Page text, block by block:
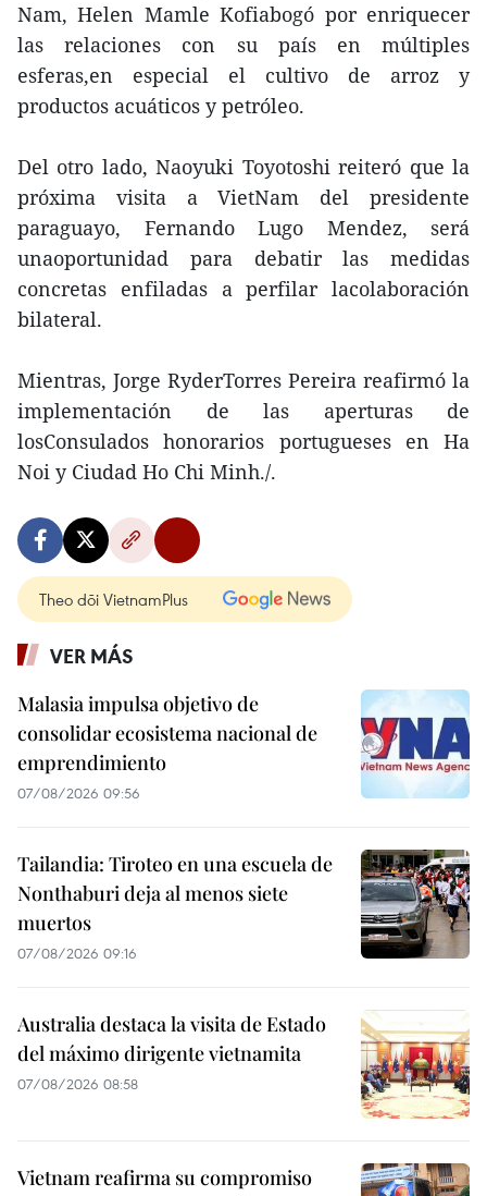
Nam, Helen Mamle Kofiabogó por enriquecer
las relaciones con su país en múltiples
esferas,en especial el cultivo de arroz y
productos acuáticos y petróleo.
Del otro lado, Naoyuki Toyotoshi reiteró que la
próxima visita a VietNam del presidente
paraguayo, Fernando Lugo Mendez, será
unaoportunidad para debatir las medidas
concretas enfiladas a perfilar lacolaboración
bilateral.
Mientras, Jorge RyderTorres Pereira reafirmó la
implementación de las aperturas de
losConsulados honorarios portugueses en Ha
Noi y Ciudad Ho Chi Minh./.
Theo dõi VietnamPlus
VER MÁS
Malasia impulsa objetivo de
consolidar ecosistema nacional de
emprendimiento
07/08/2026 09:56
Tailandia: Tiroteo en una escuela de
Nonthaburi deja al menos siete
muertos
07/08/2026 09:16
Australia destaca la visita de Estado
del máximo dirigente vietnamita
07/08/2026 08:58
Vietnam reafirma su compromiso